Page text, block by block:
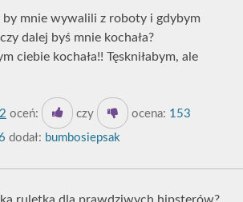
by mnie wywalili z roboty i gdybym
dalej byś mnie kochała?
ciebie kochała!! Tęskniłabym, ale
oceń: czy ocena: 153
dodał: bumbosiepsak